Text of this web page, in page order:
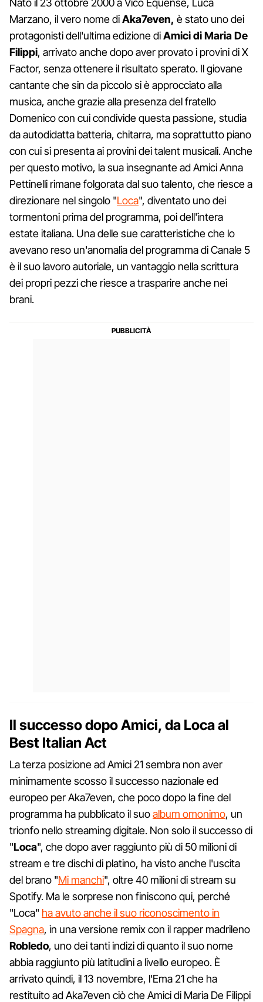
Nato il 23 ottobre 2000 a Vico Equense, Luca
Marzano, il vero nome diAka7even, è stato uno dei
protagonisti dell'ultima edizione diAmici di Maria De
Filippi, arrivato anche dopo aver provato i provini di X
Factor, senza ottenere il risultato sperato. Il giovane
cantante che sin da piccolo si è approcciato alla
musica, anche grazie alla presenza del fratello
Domenico con cui condivide questa passione, studia
da autodidatta batteria, chitarra, ma soprattutto piano
con cui si presenta ai provini dei talent musicali. Anche
per questo motivo, la sua insegnante ad Amici Anna
Pettinelli rimane folgorata dal suo talento, che riesce a
direzionare nel singolo "Loca", diventato uno dei
tormentoni prima del programma, poi dell'intera
estate italiana. Una delle sue caratteristiche che lo
avevano reso un'anomalia del programma di Canale 5
è il suo lavoro autoriale, un vantaggio nella scrittura
dei propri pezzi che riesce a trasparire anche nei
brani.
Il successo dopo Amici, da Loca al
Best Italian Act
La terza posizione ad Amici 21 sembra non aver
minimamente scosso il successo nazionale ed
europeo per Aka7even, che poco dopo la fine del
programma ha pubblicato il suoalbum omonimo, un
trionfo nello streaming digitale. Non solo il successo di
"Loca", che dopo aver raggiunto più di 50 milioni di
stream e tre dischi di platino, ha visto anche l'uscita
del brano "Mi manchi", oltre 40 milioni di stream su
Spotify. Ma le sorprese non finiscono qui, perché
"Loca" ha avuto anche il suo riconoscimento in
Spagna, in una versione remix con il rapper madrileno
Robledo, uno dei tanti indizi di quanto il suo nome
abbia raggiunto più latitudini a livello europeo. È
arrivato quindi, il 13 novembre, l'Ema 21 che ha
restituito ad Aka7even ciò che Amici di Maria De Filippi